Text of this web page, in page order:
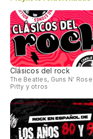
Clásicos del rock
The Beatles, Guns N'
Pitty y otros